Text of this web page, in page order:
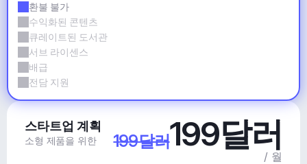
환불 불가
수익화된 콘텐츠
큐레이트된 도서관
서브 라이센스
배급
전담 지원
스타트업 계획
소형 제품을 위한 199달러199달러
/ 월